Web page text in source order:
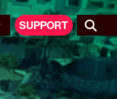
SUPPORT